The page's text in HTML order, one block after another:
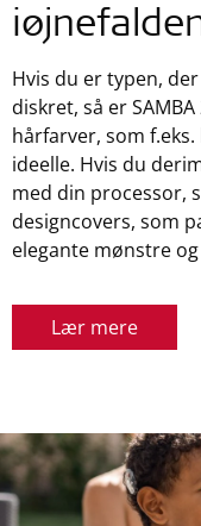
Hvis du er typen,
diskret, så er
hårfarver, som
ideelle. Hvis du
med din processor,
designcovers, som
elegante mønstre
Lær mere